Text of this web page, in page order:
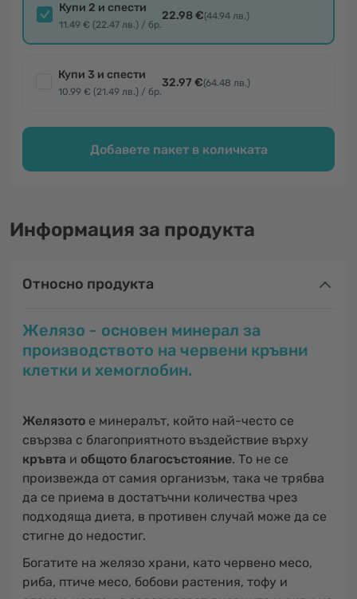
Купи 2 и спести
11.49 € (22.47 лв.) / бр.
22.98 €(44.94 лв.)
Купи 3 и спести
10.99 € (21.49 лв.) / бр.
32.97 €(64.48 лв.)
Добавете пакет в количката
Информация за продукта
Относно продукта
Желязо - основен минерал за
производството на червени кръвни
клетки и хемоглобин.
Желязото е минералът, който най-често се
свързва с благоприятното въздействие върху
кръвта и общото благосъстояние. То не се
произвежда от самия организъм, така че трябва
да се приема в достатъчни количества чрез
подходяща диета, в противен случай може да се
стигне до недостиг.
Богатите на желязо храни, като червено месо,
риба, птиче месо, бобови растения, тофу и